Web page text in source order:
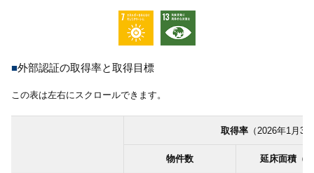
■外部認証の取得率と取得目標
この表は左右にスクロールできます。
取得率（2026年1月30
物件数 延床面積（